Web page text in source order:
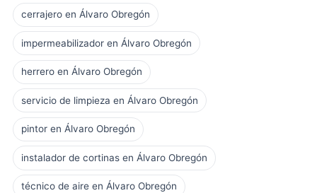
cerrajero en Álvaro Obregón
impermeabilizador en Álvaro Obregón
herrero en Álvaro Obregón
servicio de limpieza en Álvaro Obregón
pintor en Álvaro Obregón
instalador de cortinas en Álvaro Obregón
técnico de aire en Álvaro Obregón